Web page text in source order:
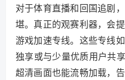
对于体育直播和回国追剧
堪。真正的观赛利器，会
游戏加速专线。这些专线
独享或与少量优质用户共
超清画面也能流畅加载，